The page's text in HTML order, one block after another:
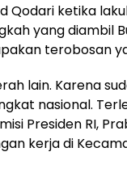
Qodari ketika
yang diambil
terobosan
lain. Karena
nasional.
Presiden RI,
kerja di